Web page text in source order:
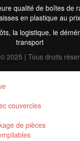
qualité de boîtes de
en plastique au
la logistique, le
transport
2025 | Tous droits
couvercles
de pièces